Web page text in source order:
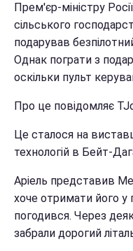
Прем'єр-міністру
сільського
подарував
Однак пограти з
оскільки пульт
Про це повідомляє
Це сталося на
технологій в Бейт-
Аріель представив
хоче отримати його
погодився. Через
забрали дорогий